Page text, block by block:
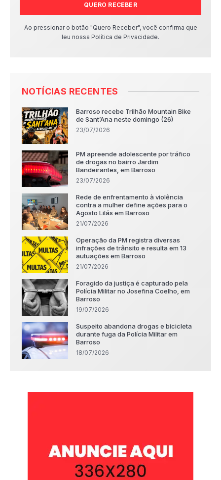
QUERO RECEBER
Ao pressionar o botão "Quero Receber", você confirma que
leu nossa Política de Privacidade.
NOTÍCIAS RECENTES
Barroso recebe Trilhão Mountain Bike
de Sant’Ana neste domingo (26)
23/07/2026
PM apreende adolescente por tráfico
de drogas no bairro Jardim
Bandeirantes, em Barroso
23/07/2026
Rede de enfrentamento à violência
contra a mulher define ações para o
Agosto Lilás em Barroso
21/07/2026
Operação da PM registra diversas
infrações de trânsito e resulta em 13
autuações em Barroso
21/07/2026
Foragido da justiça é capturado pela
Polícia Militar no Josefina Coelho, em
Barroso
19/07/2026
Suspeito abandona drogas e bicicleta
durante fuga da Polícia Militar em
Barroso
18/07/2026